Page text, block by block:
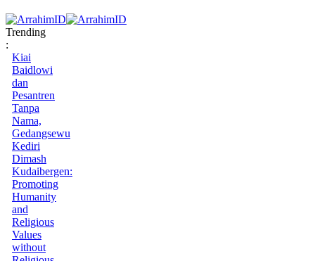
Trending
:
Kiai
Baidlowi
dan
Pesantren
Tanpa
Nama,
Gedangsewu
Kediri
Dimash
Kudaibergen:
Promoting
Humanity
and
Religious
Values
without